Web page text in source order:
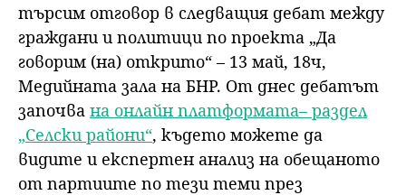
търсим отговор в следващия дебат между
граждани и политици по проекта „Да
говорим (на) открито“ – 13 май, 18ч,
Медийната зала на БНР. От днес дебатът
започва на онлайн платформата– раздел
„Селски райони“, където можете да
видите и експертен анализ на обещаното
от партиите по тези теми през